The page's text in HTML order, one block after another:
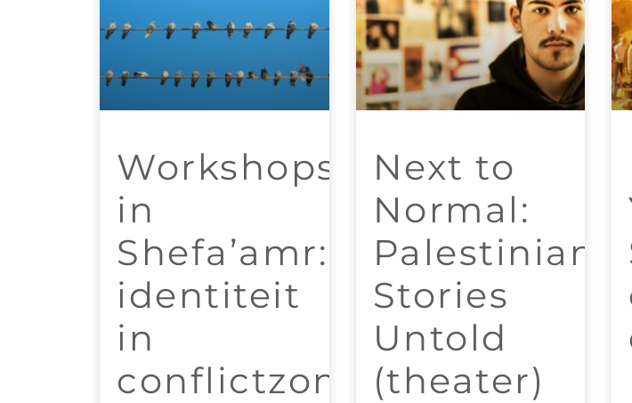
Workshops
in
Shefa’amr:
identiteit
in
conflictzones
Next to
Normal:
Palestinian
Stories
Untold
(theater)